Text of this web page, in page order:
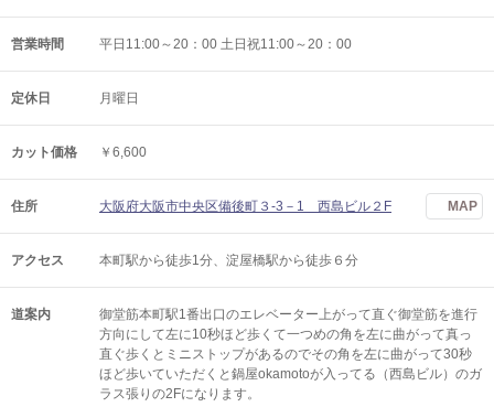
営業時間 平日11:00～20：00 土日祝11:00～20：00
定休日 月曜日
カット価格 ￥6,600
住所 大阪府大阪市中央区備後町３-3－1 西島ビル２F MAP
アクセス 本町駅から徒歩1分、淀屋橋駅から徒歩６分
道案内
御堂筋本町駅1番出口のエレベーター上がって直ぐ御堂筋を進行
方向にして左に10秒ほど歩くて一つめの角を左に曲がって真っ
直ぐ歩くとミニストップがあるのでその角を左に曲がって30秒
ほど歩いていただくと鍋屋okamotoが入ってる（西島ビル）のガ
ラス張りの2Fになります。